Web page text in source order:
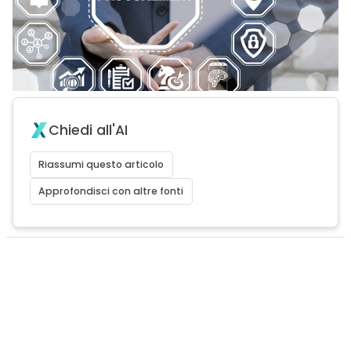
Chiedi all'AI
Riassumi questo articolo
Approfondisci con altre fonti